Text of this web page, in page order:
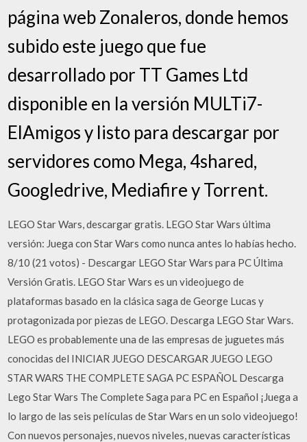
página web Zonaleros, donde hemos
subido este juego que fue
desarrollado por TT Games Ltd
disponible en la versión MULTi7-
ElAmigos y listo para descargar por
servidores como Mega, 4shared,
Googledrive, Mediafire y Torrent.
LEGO Star Wars, descargar gratis. LEGO Star Wars última
versión: Juega con Star Wars como nunca antes lo habías hecho.
8/10 (21 votos) - Descargar LEGO Star Wars para PC Última
Versión Gratis. LEGO Star Wars es un videojuego de
plataformas basado en la clásica saga de George Lucas y
protagonizada por piezas de LEGO. Descarga LEGO Star Wars.
LEGO es probablemente una de las empresas de juguetes más
conocidas del INICIAR JUEGO DESCARGAR JUEGO LEGO
STAR WARS THE COMPLETE SAGA PC ESPAÑOL Descarga
Lego Star Wars The Complete Saga para PC en Español ¡Juega a
lo largo de las seis películas de Star Wars en un solo videojuego!
Con nuevos personajes, nuevos niveles, nuevas características